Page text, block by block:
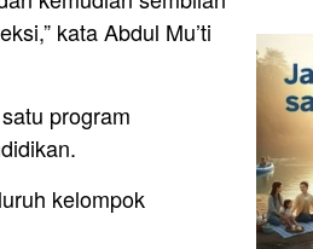
kata Abdul Mu’ti
program
kelompok